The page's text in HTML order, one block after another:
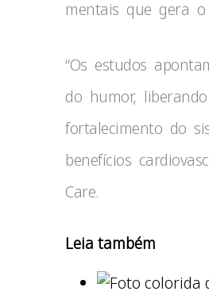
mentais que gera
“Os estudos
do humor,
fortalecimento do
benefícios
Care.
Leia também